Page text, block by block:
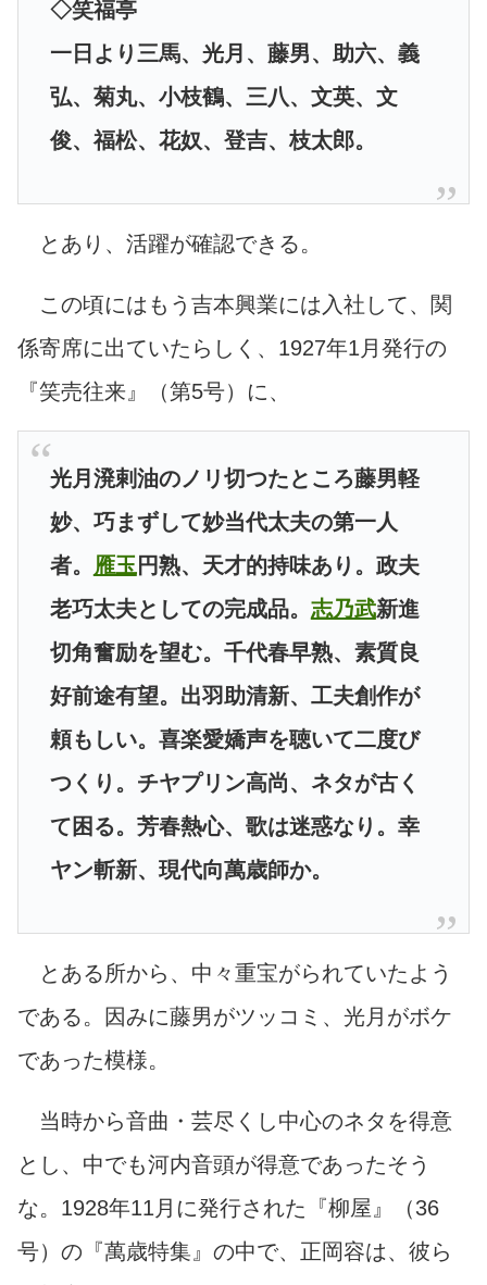
◇笑福亭
一日より三馬、光月、藤男、助六、義
弘、菊丸、小枝鶴、三八、文英、文
俊、福松、花奴、登吉、枝太郎。
とあり、活躍が確認できる。
この頃にはもう吉本興業には入社して、関
係寄席に出ていたらしく、 1927年1月発行の
『笑売往来』（第5号）に、
光月溌剌油のノリ切つたところ藤男軽
妙、巧まずして妙当代太夫の第一人
者。
雁玉 円熟、天才的持味あり。政夫
老巧太夫としての完成品。 志乃武新進
切角奮励を望む。千代春早熟、素質良
好前途有望。出羽助清新、工夫創作が
頼もしい。喜楽愛嬌声を聴いて二度び
つくり。チヤプリン高尚、ネタが古く
て困る。芳春熱心、歌は迷惑なり。幸
ヤン斬新、現代向萬歳師か。
とある所から、中々重宝がられていたよう
である。因みに藤男がツッコミ、光月がボケ
であった模様。
当時から音曲・芸尽くし中心のネタを得意
とし、中でも河内音頭が得意であったそう
な。1928年11月に発行された『柳屋』（36
号）の『萬歳特集』の中で、正岡容は、彼ら